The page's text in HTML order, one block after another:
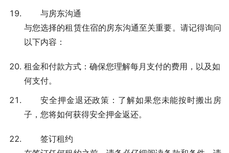
与房东沟通
与您选择的租赁住宿的房东沟通至关重要。请记得询问
以下内容：
租金和付款方式：确保您理解每月支付的费用，以及如
何支付。
安全押金退还政策：了解如果您未能按时搬出房
子，您将如何获得安全押金返还。
签订租约